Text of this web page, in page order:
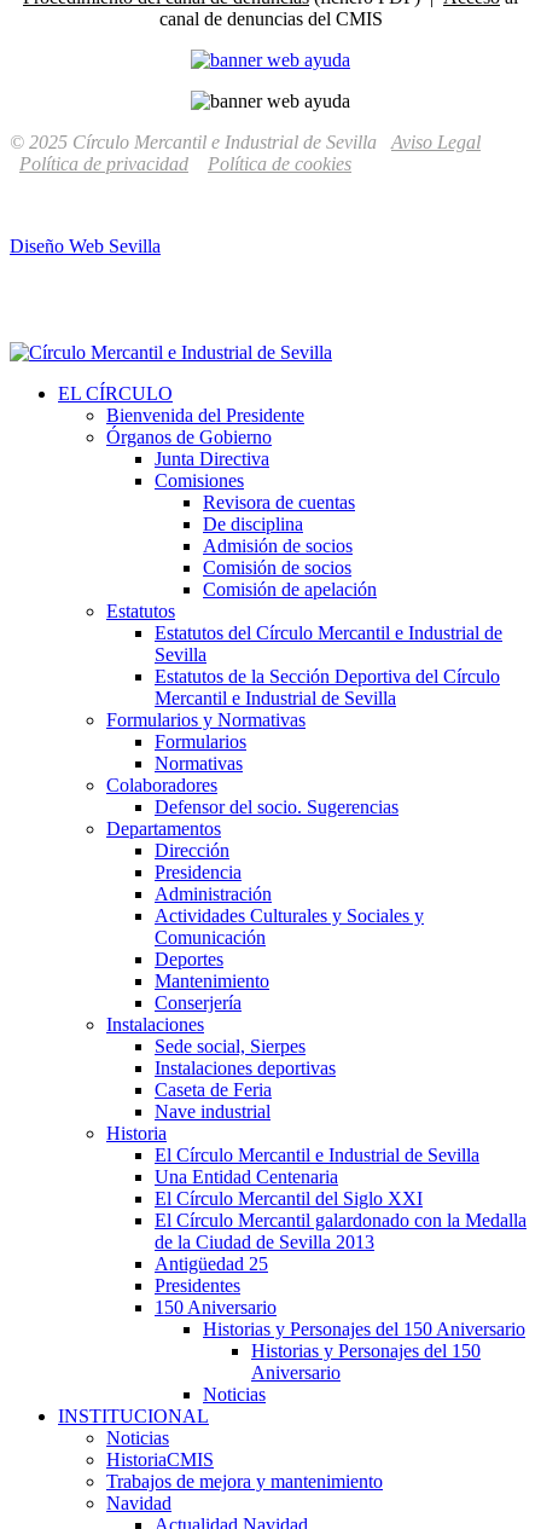
canal de denuncias del CMIS
© 2025 Círculo Mercantil e Industrial de Sevilla Aviso Legal
Política de privacidad
Política de cookies
Diseño Web Sevilla
EL CÍRCULO
Bienvenida del Presidente
Órganos de Gobierno
Junta Directiva
Comisiones
Revisora de cuentas
De disciplina
Admisión de socios
Comisión de socios
Comisión de apelación
Estatutos
Estatutos del Círculo Mercantil e Industrial de
Sevilla
Estatutos de la Sección Deportiva del Círculo
Mercantil e Industrial de Sevilla
Formularios y Normativas
Formularios
Normativas
Colaboradores
Defensor del socio. Sugerencias
Departamentos
Dirección
Presidencia
Administración
Actividades Culturales y Sociales y
Comunicación
Deportes
Mantenimiento
Conserjería
Instalaciones
Sede social, Sierpes
Instalaciones deportivas
Caseta de Feria
Nave industrial
Historia
El Círculo Mercantil e Industrial de Sevilla
Una Entidad Centenaria
El Círculo Mercantil del Siglo XXI
El Círculo Mercantil galardonado con la Medalla
de la Ciudad de Sevilla 2013
Antigüedad 25
Presidentes
150 Aniversario
Historias y Personajes del 150 Aniversario
Historias y Personajes del 150
Aniversario
Noticias
INSTITUCIONAL
Noticias
HistoriaCMIS
Trabajos de mejora y mantenimiento
Navidad